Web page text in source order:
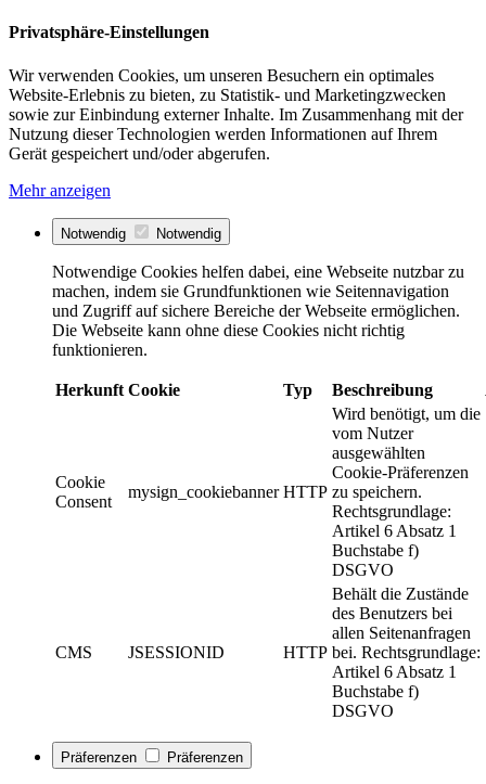
Privatsphäre-Einstellungen
Wir verwenden Cookies, um unseren Besuchern ein optimales
Website-Erlebnis zu bieten, zu Statistik- und Marketingzwecken
sowie zur Einbindung externer Inhalte. Im Zusammenhang mit der
Nutzung dieser Technologien werden Informationen auf Ihrem
Gerät gespeichert und/oder abgerufen.
Mehr anzeigen
Notwendig Notwendig
Notwendige Cookies helfen dabei, eine Webseite nutzbar zu
machen, indem sie Grundfunktionen wie Seitennavigation
und Zugriff auf sichere Bereiche der Webseite ermöglichen.
Die Webseite kann ohne diese Cookies nicht richtig
funktionieren.
Herkunft Cookie Typ Beschreibung
Cookie
Consent
mysign_cookiebanner HTTP
Wird benötigt, um die
vom Nutzer
ausgewählten
Cookie-Präferenzen
zu speichern.
Rechtsgrundlage:
Artikel 6 Absatz 1
Buchstabe f)
DSGVO
CMS JSESSIONID HTTP
Behält die Zustände
des Benutzers bei
allen Seitenanfragen
bei. Rechtsgrundlage:
Artikel 6 Absatz 1
Buchstabe f)
DSGVO
Präferenzen Präferenzen